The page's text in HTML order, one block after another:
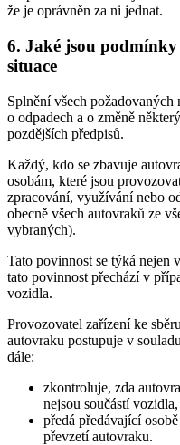
že je oprávněn za ni jednat.
6. Jaké jsou
situace
Splnění všech
o odpadech a o změně
pozdějších předpisů.
Každý, kdo se zbavuje
osobám, které jsou
zpracování, využívání nebo
obecně všech autovraků ze
vybraných).
Tato povinnost se týká nejen
tato povinnost přechází v
vozidla.
Provozovatel zařízení ke
autovraku postupuje v
dále:
zkontroluje, zda
nejsou součástí vozidla,
předá předávající
převzetí autovraku.